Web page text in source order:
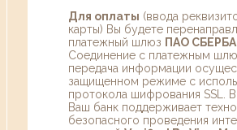
Для оплаты (ввода
карты) Вы будете
платежный шлюз ПАО
Соединение с платежным
передача информации
защищенном режиме с
протокола шифрования SSL.
Ваш банк поддерживает
безопасного проведения